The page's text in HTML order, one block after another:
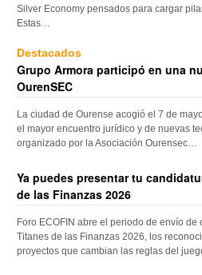
Silver Economy pensados para cargar
Estas…
Destacados
Grupo Armora participó en una
OurenSEC
La ciudad de Ourense acogió el 7 de
el mayor encuentro jurídico y de nuevas
organizado por la Asociación Ourensec…
Ya puedes presentar tu
de las Finanzas 2026
Foro ECOFIN abre el periodo de envío
Titanes de las Finanzas 2026, los
proyectos que cambian las reglas del